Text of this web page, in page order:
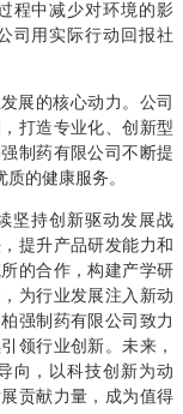
程中减少对环境的影
司用实际行动回报社
展的核心动力。公司
打造专业化、创新型
制药有限公司不断提
的健康服务。
坚持创新驱动发展战
提升产品研发能力和
的合作，构建产学研
为行业发展注入新动
强制药有限公司致力
领行业创新。未来，
向，以科技创新为动
贡献力量，成为值得